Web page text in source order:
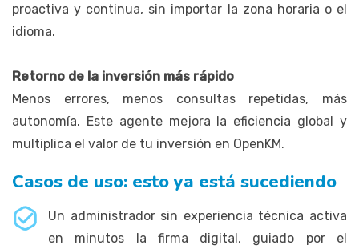
proactiva y continua, sin importar la zona horaria o el
idioma.
Retorno de la inversión más rápido
Menos errores, menos consultas repetidas, más
autonomía. Este agente mejora la eficiencia global y
multiplica el valor de tu inversión en OpenKM.
Casos de uso: esto ya está sucediendo
Un administrador sin experiencia técnica activa
en minutos la firma digital, guiado por el